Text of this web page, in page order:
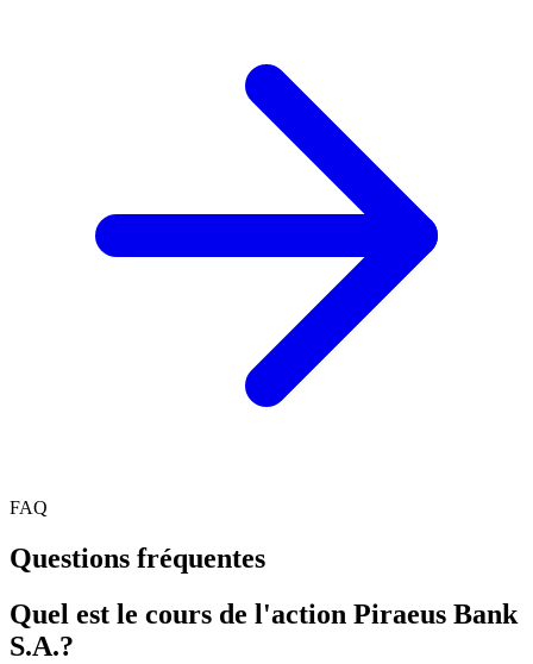
FAQ
Questions fréquentes
Quel est le cours de l'action Piraeus Bank
S.A.?